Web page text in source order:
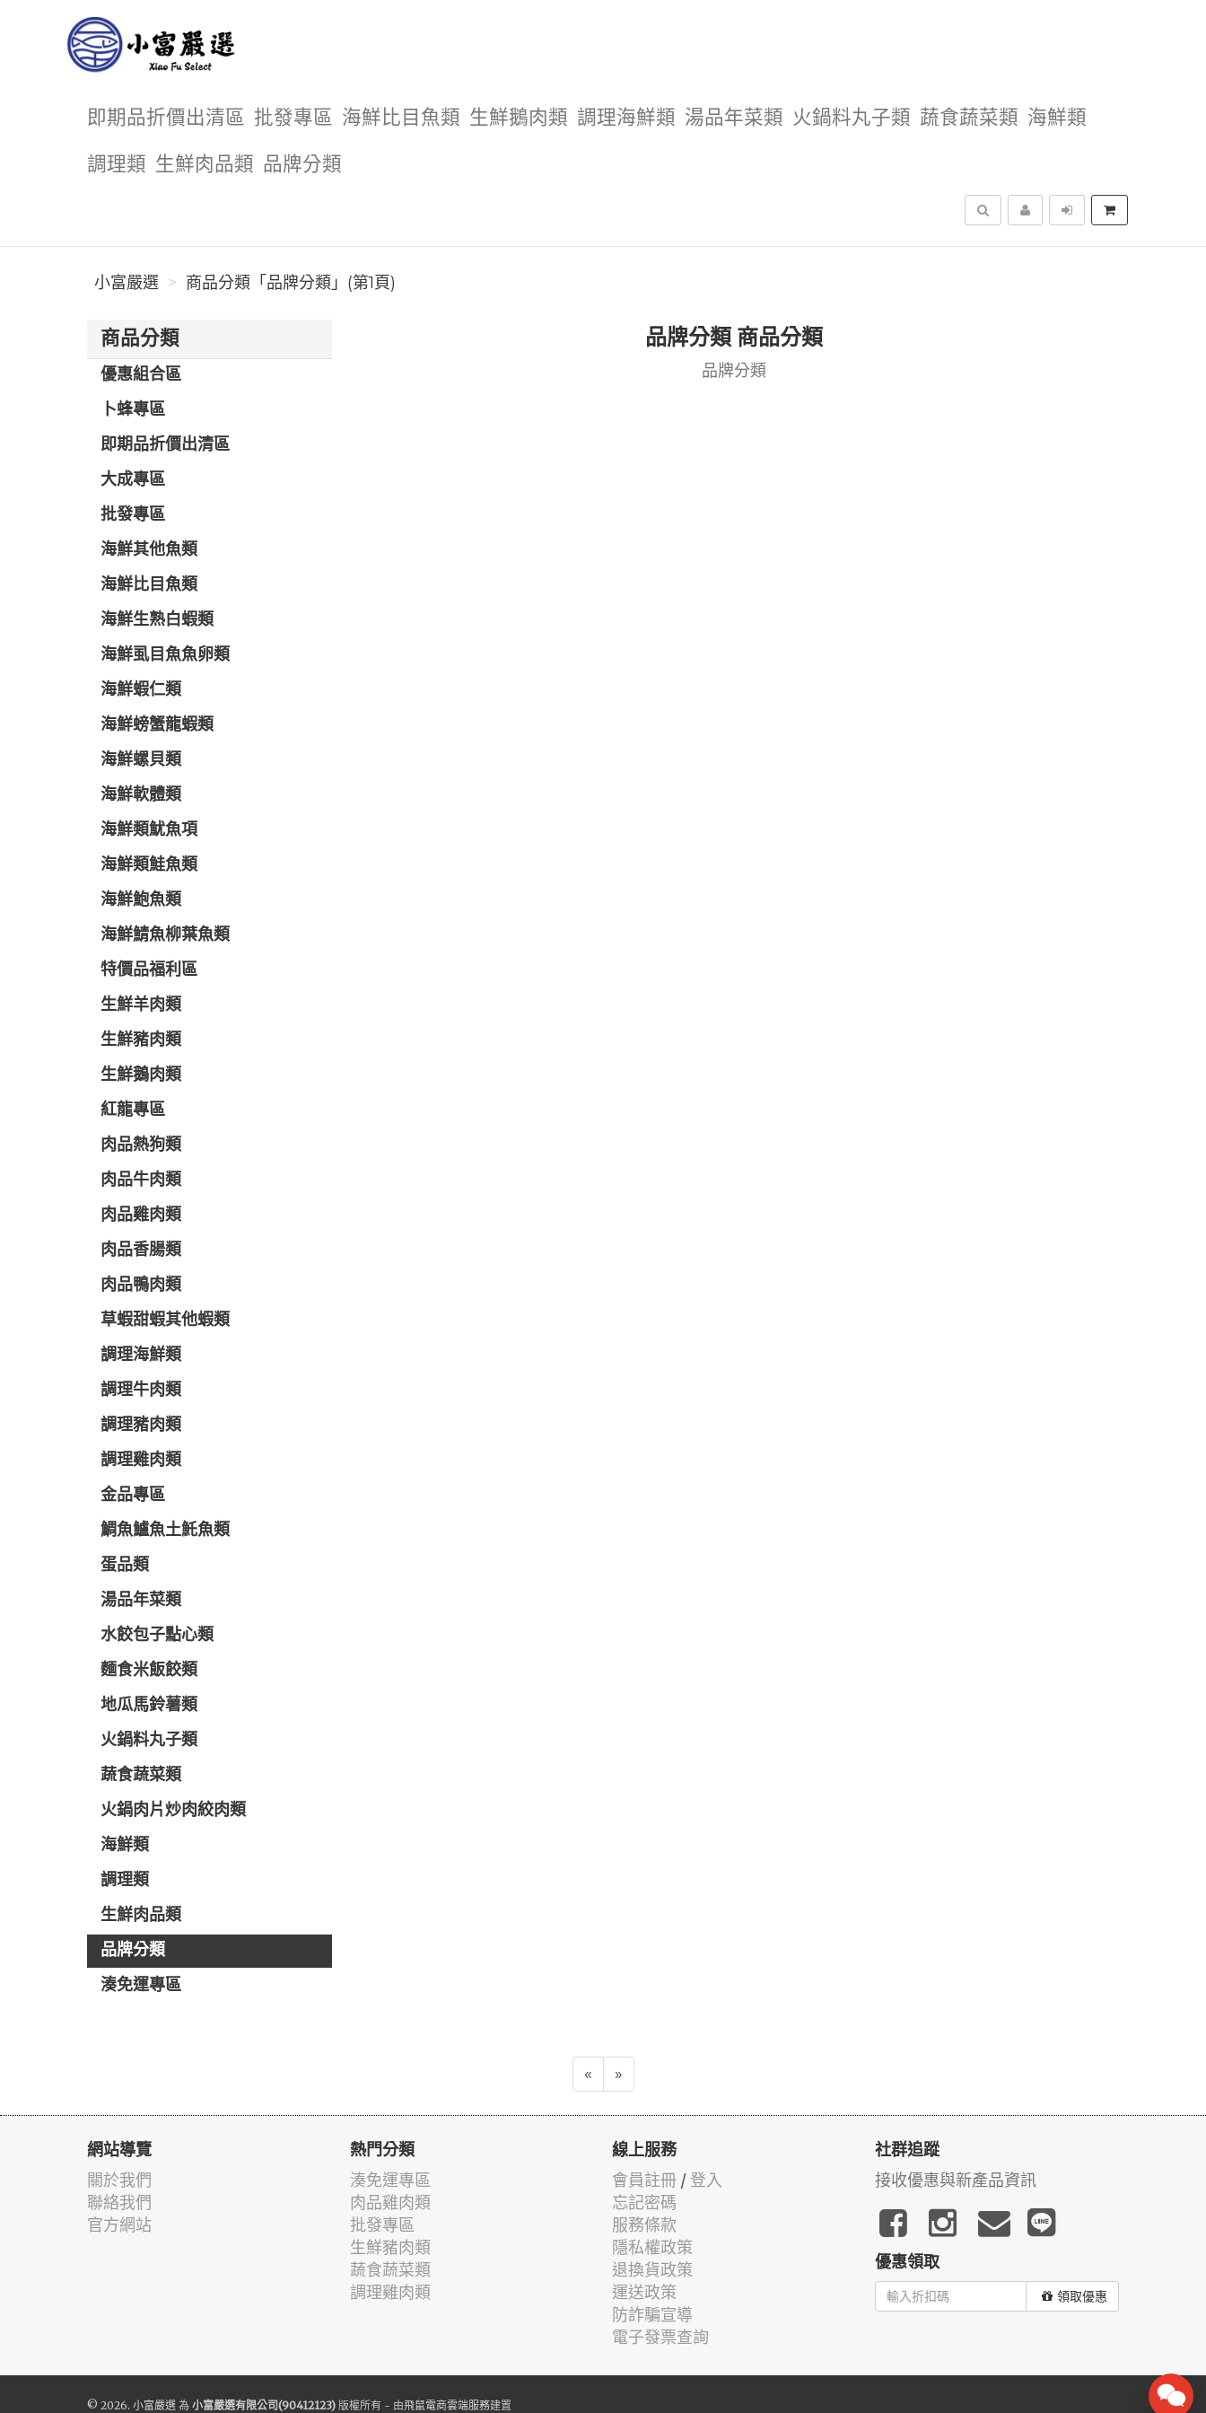
即期品折價出清區 批發專區 海鮮比目魚類 生鮮鵝肉類 調理海鮮類 湯品年菜類 火鍋料丸子類 蔬食蔬菜類 海鮮類
調理類 生鮮肉品類 品牌分類
搜尋
小富嚴選 商品分類「品牌分類」(第1頁)
商品分類
優惠組合區
卜蜂專區
即期品折價出清區
大成專區
批發專區
海鮮其他魚類
海鮮比目魚類
海鮮生熟白蝦類
海鮮虱目魚魚卵類
海鮮蝦仁類
海鮮螃蟹龍蝦類
海鮮螺貝類
海鮮軟體類
海鮮類魷魚項
海鮮類鮭魚類
海鮮鮑魚類
海鮮鯖魚柳葉魚類
特價品福利區
生鮮羊肉類
生鮮豬肉類
生鮮鵝肉類
紅龍專區
肉品熱狗類
肉品牛肉類
肉品雞肉類
肉品香腸類
肉品鴨肉類
草蝦甜蝦其他蝦類
調理海鮮類
調理牛肉類
調理豬肉類
調理雞肉類
金品專區
鯛魚鱸魚土魠魚類
蛋品類
湯品年菜類
水餃包子點心類
麵食米飯餃類
地瓜馬鈴薯類
火鍋料丸子類
蔬食蔬菜類
火鍋肉片炒肉絞肉類
海鮮類
調理類
生鮮肉品類
品牌分類
湊免運專區
品牌分類 商品分類
品牌分類
« »
網站導覽
關於我們
聯絡我們
官方網站
熱門分類
湊免運專區
肉品雞肉類
批發專區
生鮮豬肉類
蔬食蔬菜類
調理雞肉類
線上服務
會員註冊 / 登入
忘記密碼
服務條款
隱私權政策
退換貨政策
運送政策
防詐騙宣導
電子發票查詢
社群追蹤
接收優惠與新產品資訊
優惠領取
領取優惠
© 2026. 小富嚴選 為 小富嚴選有限公司(90412123) 版權所有 - 由飛鼠電商雲端服務建置